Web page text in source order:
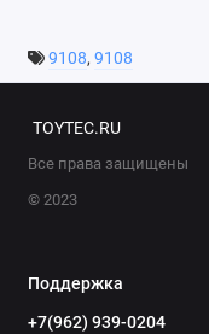
9108, 9108
TOYTEC.RU
Все права защищены
© 2023
Поддержка
+7(962) 939-0204